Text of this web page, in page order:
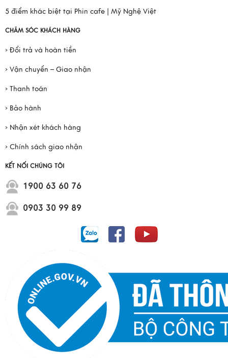
5 điểm khác biệt tại Phin cafe | Mỹ Nghệ Việt
CHĂM SÓC KHÁCH HÀNG
› Đổi trả và hoàn tiền
› Vận chuyển – Giao nhận
› Thanh toán
› Bảo hành
› Nhận xét khách hàng
› Chính sách giao nhận
KẾT NỐI CHÚNG TÔI
1900 63 60 76
0903 30 99 89